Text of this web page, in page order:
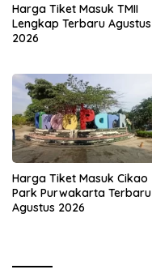
Harga Tiket Masuk TMII
Lengkap Terbaru Agustus
2026
Harga Tiket Masuk Cikao
Park Purwakarta Terbaru
Agustus 2026